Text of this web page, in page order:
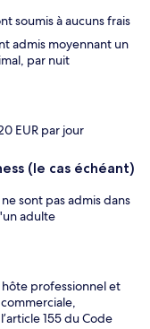
soumis à aucuns frais
admis moyennant un
par nuit
EUR par jour
(le cas échéant)
sont pas admis dans
adulte
professionnel et
155 du Code